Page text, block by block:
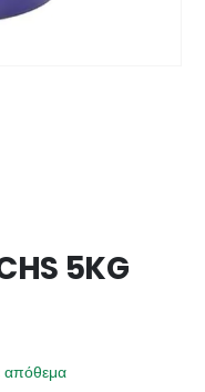
5KG
απόθεμα